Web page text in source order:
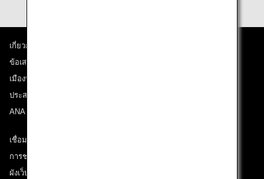
เกี่ยวกับ ANA
ข้อเสนอและประกาศ
เมืองที่เราเดินทางไป
ประสบการณ์ ANA
ANA Mileage Club
เชื่อมต่อกับ ANA
การช่วยเหลือด้านเทคนิค (ความสามารถในการเข้าถึง)
ผังเว็บไซต์